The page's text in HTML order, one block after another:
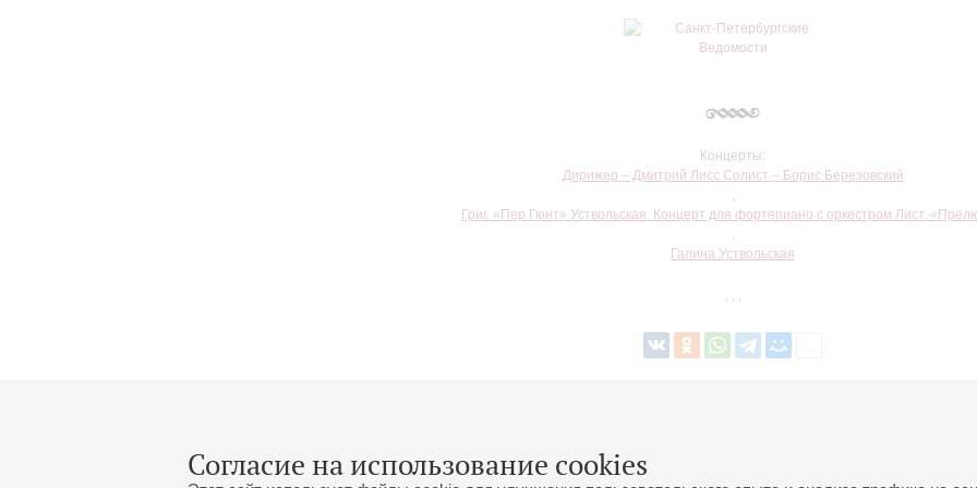
Согласие на использование cookies
Концерты:
Дирижер – Дмитрий Лисс Солист – Борис Березовский
,
Григ. «Пер Гюнт» Уствольская. Концерт для фортепиано с оркестром Лист.
,
Галина Уствольская